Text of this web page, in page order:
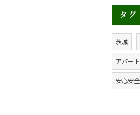
タグ
茨城
アパート
安心安全